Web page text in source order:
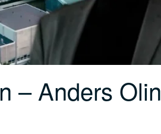
– Anders Olin